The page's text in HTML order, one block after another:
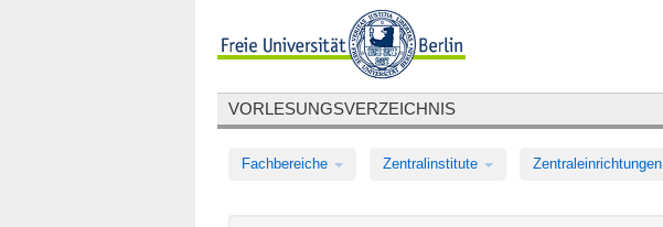
VORLESUNGSVERZEICHNIS
Fachbereiche Zentralinstitute Zentraleinrichtungen